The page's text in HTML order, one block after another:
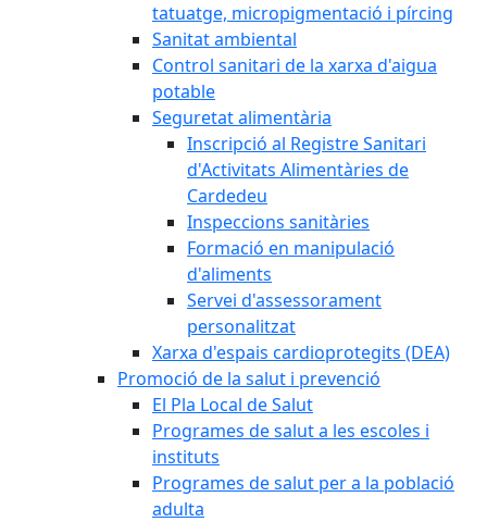
tatuatge, micropigmentació i pírcing
Sanitat ambiental
Control sanitari de la xarxa d'aigua
potable
Seguretat alimentària
Inscripció al Registre Sanitari
d'Activitats Alimentàries de
Cardedeu
Inspeccions sanitàries
Formació en manipulació
d'aliments
Servei d'assessorament
personalitzat
Xarxa d'espais cardioprotegits (DEA)
Promoció de la salut i prevenció
El Pla Local de Salut
Programes de salut a les escoles i
instituts
Programes de salut per a la població
adulta